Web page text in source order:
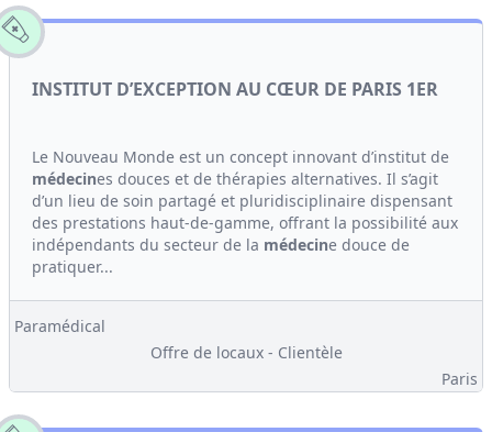
INSTITUT D’EXCEPTION AU CŒUR DE PARIS 1ER
Le Nouveau Monde est un concept innovant d’institut de
médecines douces et de thérapies alternatives. Il s’agit
d’un lieu de soin partagé et pluridisciplinaire dispensant
des prestations haut-de-gamme, offrant la possibilité aux
indépendants du secteur de la médecine douce de
pratiquer...
Paramédical
Offre de locaux - Clientèle
Paris